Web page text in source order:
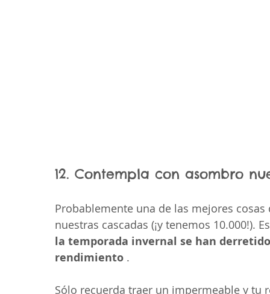
12. Contempla con asombro
Probablemente una de las mejores
nuestras cascadas (¡y tenemos 10.000!).
la temporada invernal se han
rendimiento .
Sólo recuerda traer un impermeable y